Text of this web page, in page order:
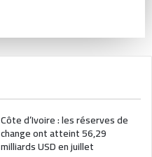
Côte d’Ivoire : les réserves de
change ont atteint 56,29
milliards USD en juillet